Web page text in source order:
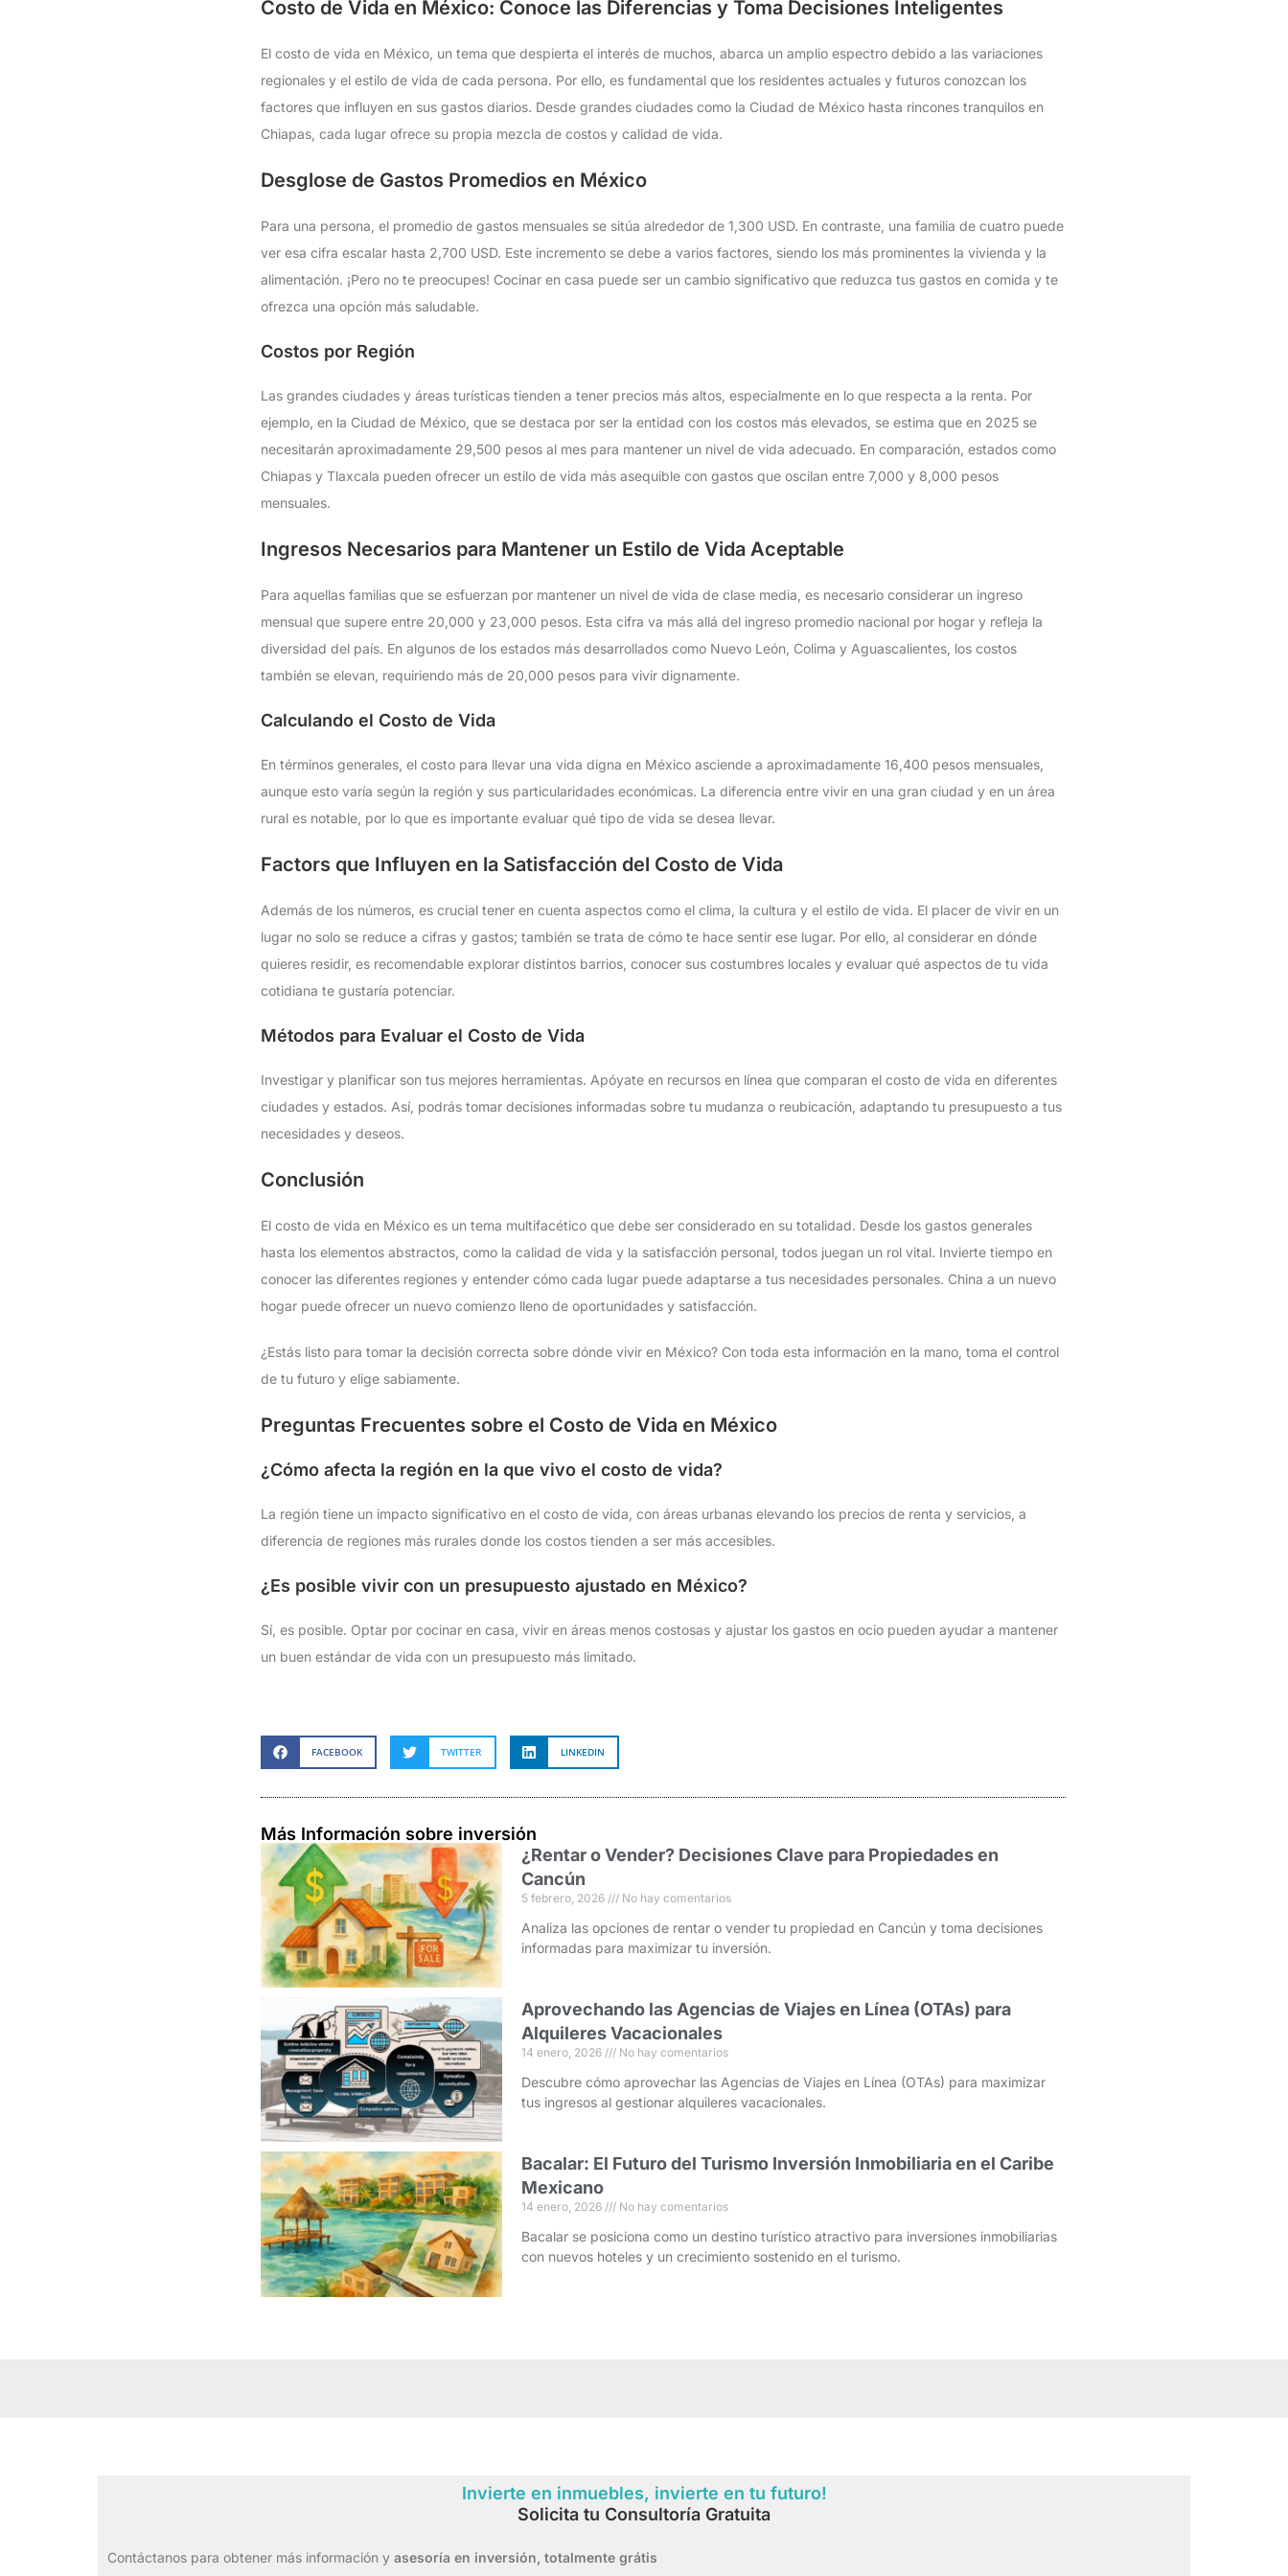
Costo de Vida en México: Conoce las Diferencias y Toma Decisiones Inteligentes
El costo de vida en México, un tema que despierta el interés de muchos, abarca un amplio espectro debido a las variaciones
regionales y el estilo de vida de cada persona. Por ello, es fundamental que los residentes actuales y futuros conozcan los
factores que influyen en sus gastos diarios. Desde grandes ciudades como la Ciudad de México hasta rincones tranquilos en
Chiapas, cada lugar ofrece su propia mezcla de costos y calidad de vida.
Desglose de Gastos Promedios en México
Para una persona, el promedio de gastos mensuales se sitúa alrededor de 1,300 USD. En contraste, una familia de cuatro puede
ver esa cifra escalar hasta 2,700 USD. Este incremento se debe a varios factores, siendo los más prominentes la vivienda y la
alimentación. ¡Pero no te preocupes! Cocinar en casa puede ser un cambio significativo que reduzca tus gastos en comida y te
ofrezca una opción más saludable.
Costos por Región
Las grandes ciudades y áreas turísticas tienden a tener precios más altos, especialmente en lo que respecta a la renta. Por
ejemplo, en la Ciudad de México, que se destaca por ser la entidad con los costos más elevados, se estima que en 2025 se
necesitarán aproximadamente 29,500 pesos al mes para mantener un nivel de vida adecuado. En comparación, estados como
Chiapas y Tlaxcala pueden ofrecer un estilo de vida más asequible con gastos que oscilan entre 7,000 y 8,000 pesos
mensuales.
Ingresos Necesarios para Mantener un Estilo de Vida Aceptable
Para aquellas familias que se esfuerzan por mantener un nivel de vida de clase media, es necesario considerar un ingreso
mensual que supere entre 20,000 y 23,000 pesos. Esta cifra va más allá del ingreso promedio nacional por hogar y refleja la
diversidad del país. En algunos de los estados más desarrollados como Nuevo León, Colima y Aguascalientes, los costos
también se elevan, requiriendo más de 20,000 pesos para vivir dignamente.
Calculando el Costo de Vida
En términos generales, el costo para llevar una vida digna en México asciende a aproximadamente 16,400 pesos mensuales,
aunque esto varía según la región y sus particularidades económicas. La diferencia entre vivir en una gran ciudad y en un área
rural es notable, por lo que es importante evaluar qué tipo de vida se desea llevar.
Factors que Influyen en la Satisfacción del Costo de Vida
Además de los números, es crucial tener en cuenta aspectos como el clima, la cultura y el estilo de vida. El placer de vivir en un
lugar no solo se reduce a cifras y gastos; también se trata de cómo te hace sentir ese lugar. Por ello, al considerar en dónde
quieres residir, es recomendable explorar distintos barrios, conocer sus costumbres locales y evaluar qué aspectos de tu vida
cotidiana te gustaría potenciar.
Métodos para Evaluar el Costo de Vida
Investigar y planificar son tus mejores herramientas. Apóyate en recursos en línea que comparan el costo de vida en diferentes
ciudades y estados. Así, podrás tomar decisiones informadas sobre tu mudanza o reubicación, adaptando tu presupuesto a tus
necesidades y deseos.
Conclusión
El costo de vida en México es un tema multifacético que debe ser considerado en su totalidad. Desde los gastos generales
hasta los elementos abstractos, como la calidad de vida y la satisfacción personal, todos juegan un rol vital. Invierte tiempo en
conocer las diferentes regiones y entender cómo cada lugar puede adaptarse a tus necesidades personales. China a un nuevo
hogar puede ofrecer un nuevo comienzo lleno de oportunidades y satisfacción.
¿Estás listo para tomar la decisión correcta sobre dónde vivir en México? Con toda esta información en la mano, toma el control
de tu futuro y elige sabiamente.
Preguntas Frecuentes sobre el Costo de Vida en México
¿Cómo afecta la región en la que vivo el costo de vida?
La región tiene un impacto significativo en el costo de vida, con áreas urbanas elevando los precios de renta y servicios, a
diferencia de regiones más rurales donde los costos tienden a ser más accesibles.
¿Es posible vivir con un presupuesto ajustado en México?
Sí, es posible. Optar por cocinar en casa, vivir en áreas menos costosas y ajustar los gastos en ocio pueden ayudar a mantener
un buen estándar de vida con un presupuesto más limitado.
FACEBOOK TWITTER LINKEDIN
Más Información sobre inversión
¿Rentar o Vender? Decisiones Clave para Propiedades en
Cancún
5 febrero, 2026 No hay comentarios
Analiza las opciones de rentar o vender tu propiedad en Cancún y toma decisiones
informadas para maximizar tu inversión.
Aprovechando las Agencias de Viajes en Línea (OTAs) para
Alquileres Vacacionales
14 enero, 2026 No hay comentarios
Descubre cómo aprovechar las Agencias de Viajes en Línea (OTAs) para maximizar
tus ingresos al gestionar alquileres vacacionales.
Bacalar: El Futuro del Turismo Inversión Inmobiliaria en el Caribe
Mexicano
14 enero, 2026 No hay comentarios
Bacalar se posiciona como un destino turístico atractivo para inversiones inmobiliarias
con nuevos hoteles y un crecimiento sostenido en el turismo.
Invierte en inmuebles, invierte en tu futuro!
Solicita tu Consultoría Gratuita
Contáctanos para obtener más información y asesoría en inversión, totalmente grátis